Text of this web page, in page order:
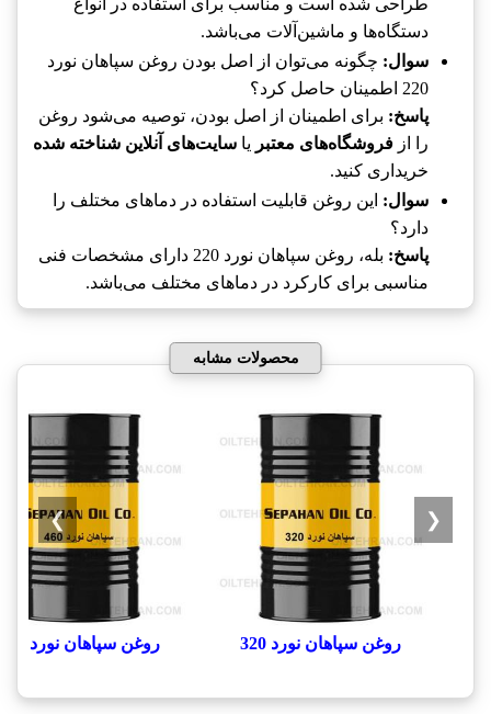
طراحی شده است و مناسب برای استفاده در انواع
دستگاه‌ها و ماشین‌آلات می‌باشد.
سوال: چگونه می‌توان از اصل بودن روغن سپاهان نورد
220 اطمینان حاصل کرد؟
پاسخ: برای اطمینان از اصل بودن، توصیه می‌شود روغن
را از فروشگاه‌های معتبر یا سایت‌های آنلاین شناخته شده
خریداری کنید.
سوال: این روغن قابلیت استفاده در دماهای مختلف را
دارد؟
پاسخ:
بله، روغن سپاهان نورد 220 دارای مشخصات فنی
مناسبی برای کارکرد در دماهای مختلف می‌باشد.
محصولات مشابه
روغن سپاهان نورد 320 روغن سپاهان نورد 460
❮
❯